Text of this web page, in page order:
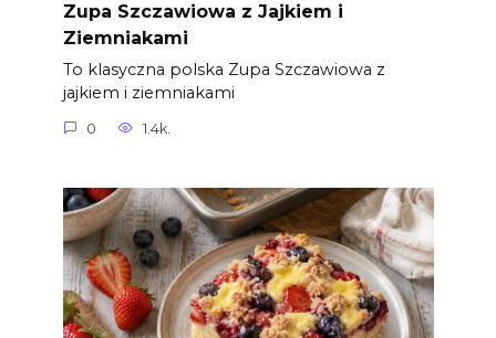
Zupa Szczawiowa z Jajkiem i
Ziemniakami
To klasyczna polska Zupa Szczawiowa z
jajkiem i ziemniakami
0 1.4k.